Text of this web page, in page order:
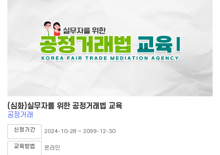
(심화)실무자를 위한 공정거래법 교육
공정거래
신청기간 2024-10-28 ~ 2099-12-30
교육방법 온라인